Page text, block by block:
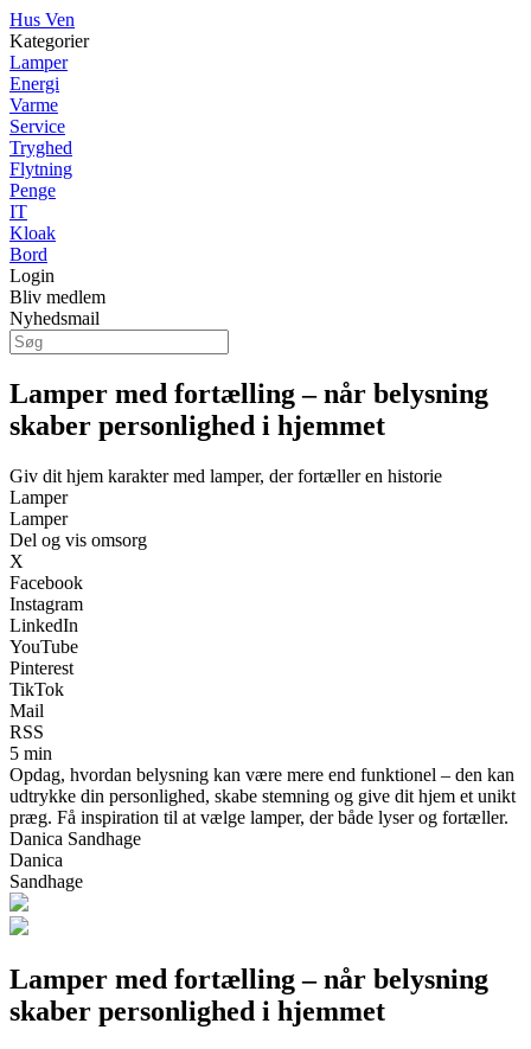
Hus Ven
Kategorier
Lamper
Energi
Varme
Service
Tryghed
Flytning
Penge
IT
Kloak
Bord
Login
Bliv medlem
Nyhedsmail
Lamper med fortælling – når belysning
skaber personlighed i hjemmet
Giv dit hjem karakter med lamper, der fortæller en historie
Lamper
Lamper
Del og vis omsorg
X
Facebook
Instagram
LinkedIn
YouTube
Pinterest
TikTok
Mail
RSS
5 min
Opdag, hvordan belysning kan være mere end funktionel – den kan
udtrykke din personlighed, skabe stemning og give dit hjem et unikt
præg. Få inspiration til at vælge lamper, der både lyser og fortæller.
Danica Sandhage
Danica
Sandhage
Lamper med fortælling – når belysning
skaber personlighed i hjemmet